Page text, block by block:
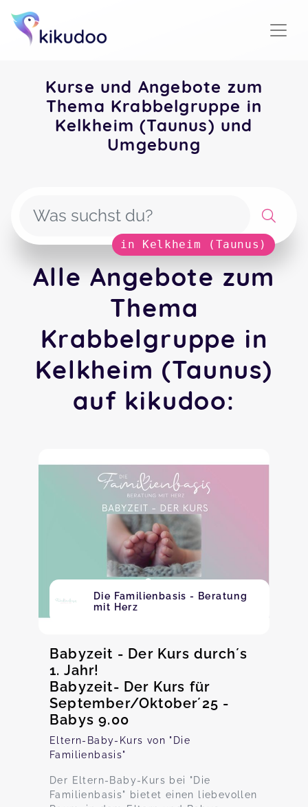
Kurse und Angebote zum
Thema Krabbelgruppe in
Kelkheim (Taunus) und
Umgebung
in Kelkheim (Taunus)
Alle Angebote zum
Thema
Krabbelgruppe in
Kelkheim (Taunus)
auf kikudoo:
Die Familienbasis - Beratung
mit Herz
Babyzeit - Der Kurs durch´s
1. Jahr!
Babyzeit- Der Kurs für
September/Oktober´25 -
Babys 9.00
Eltern-Baby-Kurs von "Die
Familienbasis"
Der Eltern-Baby-Kurs bei "Die
Familienbasis" bietet einen liebevollen